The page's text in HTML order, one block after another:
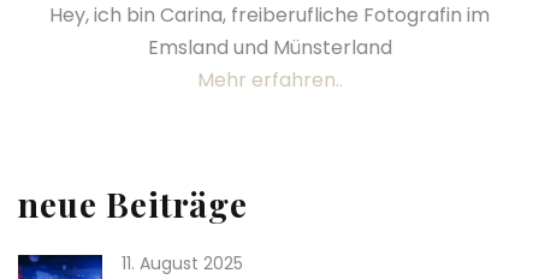
Hey, ich bin Carina, freiberufliche Fotografin im
Emsland und Münsterland
Mehr erfahren..
neue Beiträge
11. August 2025